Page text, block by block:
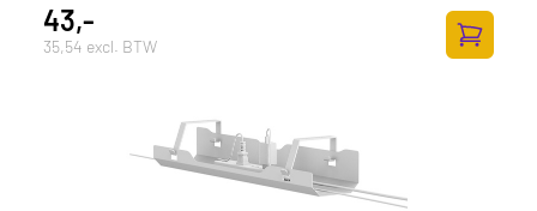
43,-
35,54 excl. BTW